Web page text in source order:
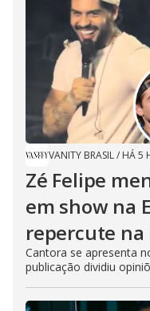
VANITY BRASIL/ HÁ 5
Zé Felipe
em show na
repercute
Cantora se apresenta
publicação dividiu